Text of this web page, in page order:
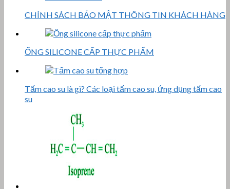
CHÍNH SÁCH BẢO MẬT THÔNG TIN KHÁCH HÀNG
ỐNG SILICONE CẤP THỰC PHẨM
Tấm cao su là gì? Các loại tấm cao su, ứng dụng tấm cao
su